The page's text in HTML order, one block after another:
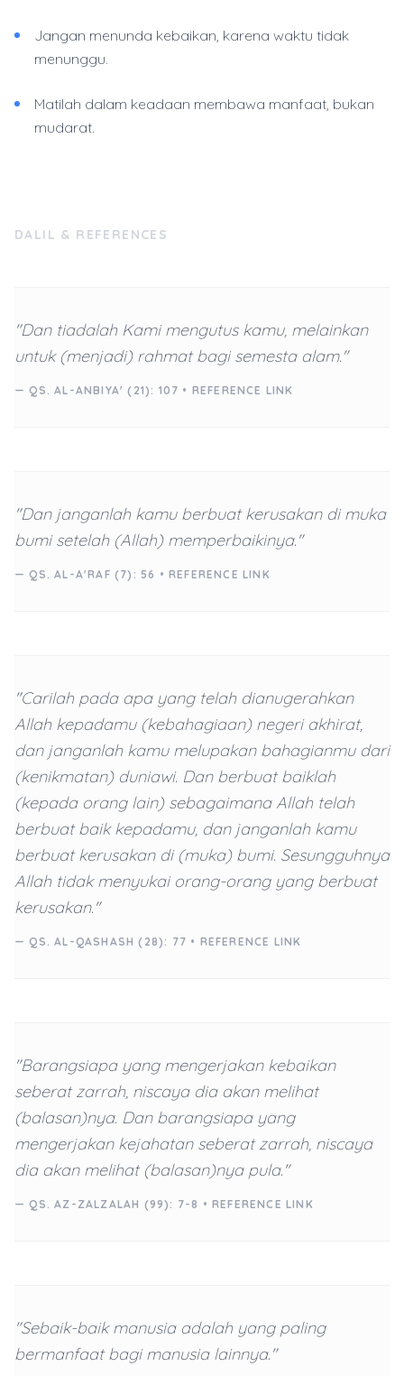
Jangan menunda kebaikan, karena waktu tidak
menunggu.
Matilah dalam keadaan membawa manfaat, bukan
mudarat.
DALIL & REFERENCES
"Dan tiadalah Kami mengutus kamu, melainkan
untuk (menjadi) rahmat bagi semesta alam."
— QS. AL-ANBIYA' (21): 107 • REFERENCE LINK
"Dan janganlah kamu berbuat kerusakan di muka
bumi setelah (Allah) memperbaikinya."
— QS. AL-A'RAF (7): 56 • REFERENCE LINK
"Carilah pada apa yang telah dianugerahkan
Allah kepadamu (kebahagiaan) negeri akhirat,
dan janganlah kamu melupakan bahagianmu dari
(kenikmatan) duniawi. Dan berbuat baiklah
(kepada orang lain) sebagaimana Allah telah
berbuat baik kepadamu, dan janganlah kamu
berbuat kerusakan di (muka) bumi. Sesungguhnya
Allah tidak menyukai orang-orang yang berbuat
kerusakan."
— QS. AL-QASHASH (28): 77 • REFERENCE LINK
"Barangsiapa yang mengerjakan kebaikan
seberat zarrah, niscaya dia akan melihat
(balasan)nya. Dan barangsiapa yang
mengerjakan kejahatan seberat zarrah, niscaya
dia akan melihat (balasan)nya pula."
— QS. AZ-ZALZALAH (99): 7-8 • REFERENCE LINK
"Sebaik-baik manusia adalah yang paling
bermanfaat bagi manusia lainnya."